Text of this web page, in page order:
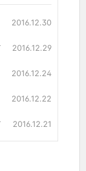
2016.12.30
2016.12.29
2016.12.24
2016.12.22
2016.12.21